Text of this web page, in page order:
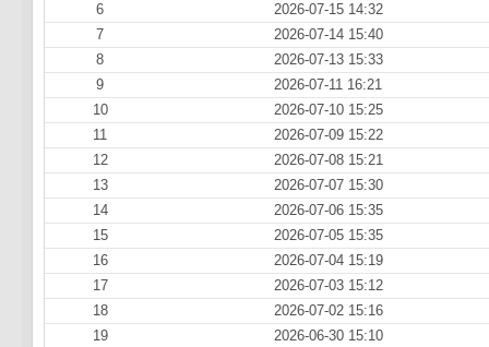
6
2026-07-15 14:32
7
2026-07-14 15:40
8
2026-07-13 15:33
9
2026-07-11 16:21
10
2026-07-10 15:25
11
2026-07-09 15:22
12
2026-07-08 15:21
13
2026-07-07 15:30
14
2026-07-06 15:35
15
2026-07-05 15:35
16
2026-07-04 15:19
17
2026-07-03 15:12
18
2026-07-02 15:16
19
2026-06-30 15:10